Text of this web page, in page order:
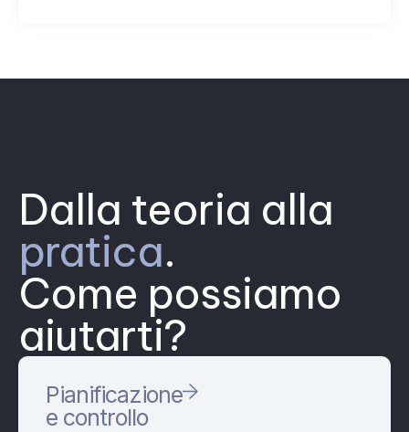
Dalla teoria alla
pratica.
Come possiamo
aiutarti?
Pianificazione
e controllo